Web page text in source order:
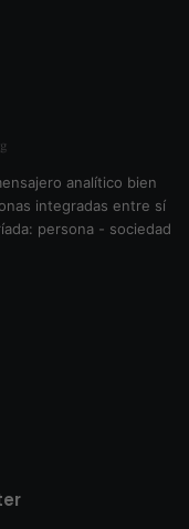
analítico bien
integradas entre sí
persona - sociedad